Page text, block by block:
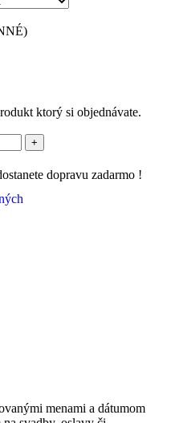
ktorý si objednávate.
dopravu zadarmo !
menami a dátumom